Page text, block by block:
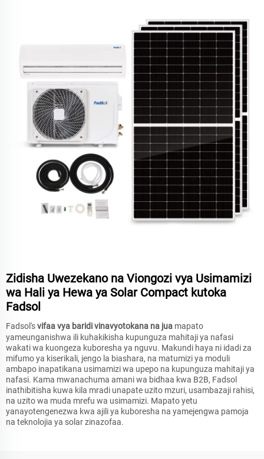
Zidisha Uwezekano na Viongozi vya Usimamizi
wa Hali ya Hewa ya Solar Compact kutoka
Fadsol
Fadsol'svifaa vya baridi vinavyotokana na jua mapato
yameunganishwa ili kuhakikisha kupunguza mahitaji ya nafasi
wakati wa kuongeza kuboresha ya nguvu. Makundi haya ni idadi za
mifumo ya kiserikali, jengo la biashara, na matumizi ya moduli
ambapo inapatikana usimamizi wa upepo na kupunguza mahitaji ya
nafasi. Kama mwanachuma amani wa bidhaa kwa B2B, Fadsol
inathibitisha kuwa kila mradi unapate uzito mzuri, usambazaji rahisi,
na uzito wa muda mrefu wa usimamizi. Mapato yetu
yanayotengenezwa kwa ajili ya kuboresha na yamejengwa pamoja
na teknolojia ya solar zinazofaa.